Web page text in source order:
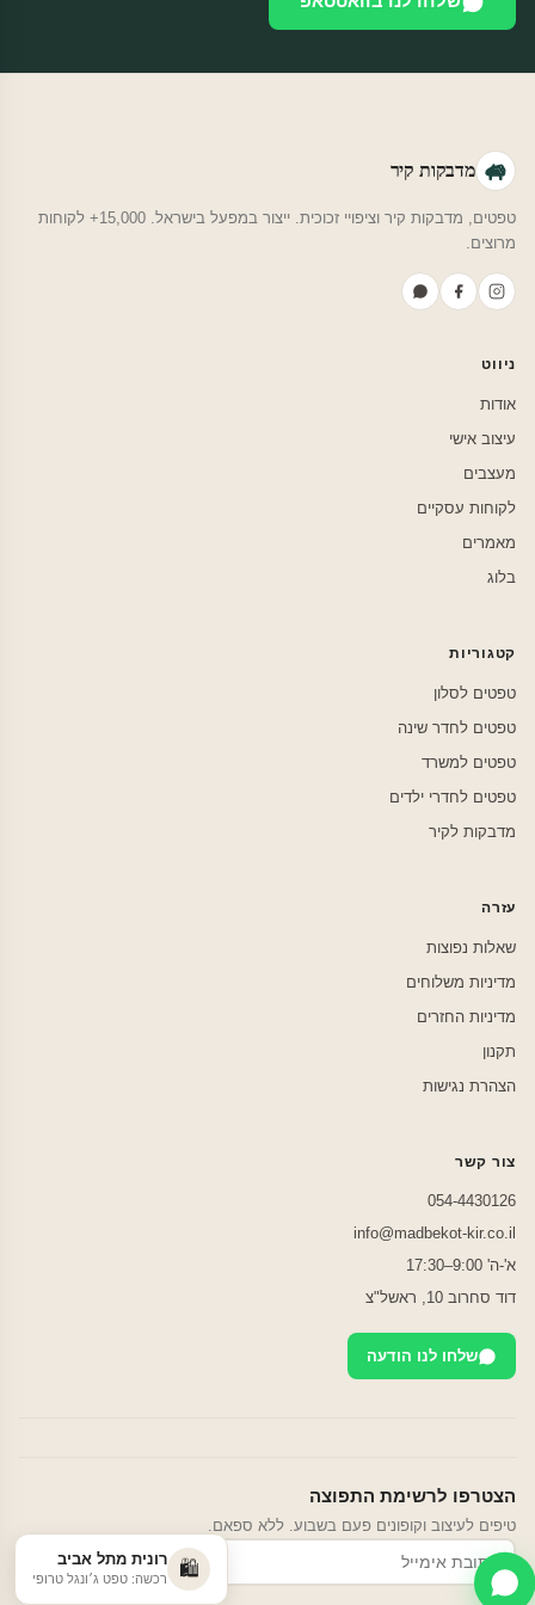
מדבקות קיר
טפטים, מדבקות קיר וציפויי זכוכית. ייצור במפעל בישראל. 15,000+ לקוחות
מרוצים.
ניווט
אודות
עיצוב אישי
מעצבים
לקוחות עסקיים
מאמרים
בלוג
קטגוריות
טפטים לסלון
טפטים לחדר שינה
טפטים למשרד
טפטים לחדרי ילדים
מדבקות לקיר
עזרה
שאלות נפוצות
מדיניות משלוחים
מדיניות החזרים
תקנון
הצהרת נגישות
צור קשר
054-4430126
info@madbekot-kir.co.il
א'-ה' 9:00–17:30
דוד סחרוב 10, ראשל"צ
שלחו לנו הודעה
הצטרפו לרשימת התפוצה
טיפים לעיצוב וקופונים פעם בשבוע. ללא ספאם.
הרשמה 🛍️ רונית מתל אביב
רכשה: טפט ג׳ונגל טרופי